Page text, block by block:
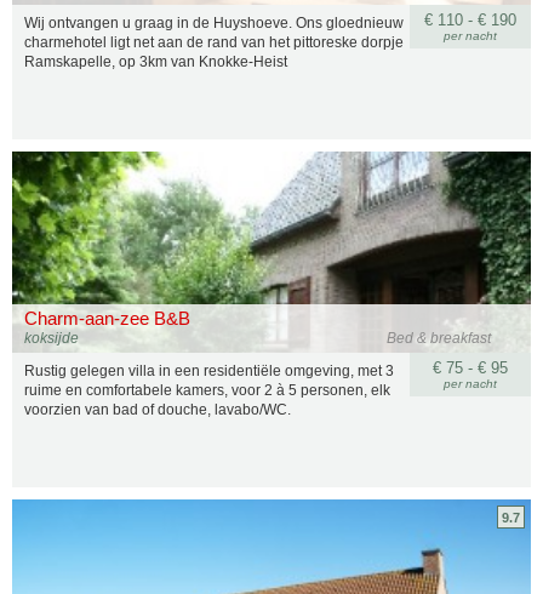
€ 110 - € 190
per nacht
Wij ontvangen u graag in de Huyshoeve. Ons gloednieuw
charmehotel ligt net aan de rand van het pittoreske dorpje
Ramskapelle, op 3km van Knokke-Heist
Charm-aan-zee B&B
Bed & breakfast
koksijde
€ 75 - € 95
per nacht
Rustig gelegen villa in een residentiële omgeving, met 3
ruime en comfortabele kamers, voor 2 à 5 personen, elk
voorzien van bad of douche, lavabo/WC.
9.7